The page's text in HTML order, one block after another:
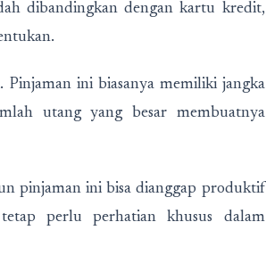
dibandingkan dengan kartu kredit,
ini biasanya memiliki jangka
utang yang besar membuatnya
pinjaman ini bisa dianggap produktif
perlu perhatian khusus dalam